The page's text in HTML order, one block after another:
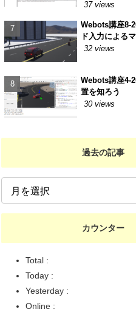
37 views
Webots講座8-
ド入力による
32 views
Webots講座4-
置を知ろう
30 views
過去の記事
カウンター
Total :
Today :
Yesterday :
Online :